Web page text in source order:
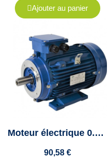
Ajouter au panier
Moteur électrique 0.37Kw - 1500Tr/min - B34 - 230/400V - Cemer
90,58 €